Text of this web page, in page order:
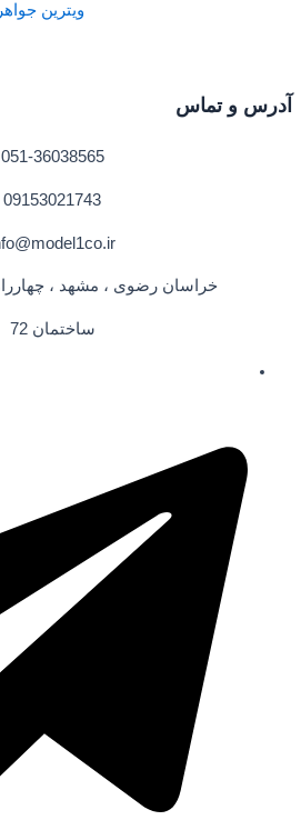
ویترین
آدرس و تماس
051-36038565
09153021743
خراسان رضوی ، مشهد ،
ساختمان 72